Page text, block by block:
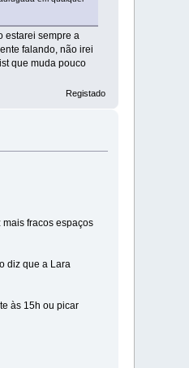
estarei sempre a
falando, não irei
que muda pouco
Registado
fracos espaços
diz que a Lara
às 15h ou picar